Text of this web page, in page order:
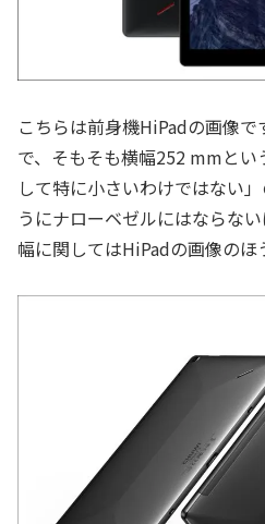
こちらは前身機HiPadの画像で
で、そもそも横幅252 mmとい
して特に小さいわけではない
うにナローベゼルにはならな
幅に関してはHiPadの画像のほ